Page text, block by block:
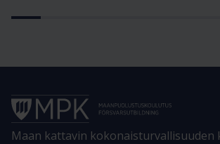
Maan kattavin kokonaisturvallisuuden